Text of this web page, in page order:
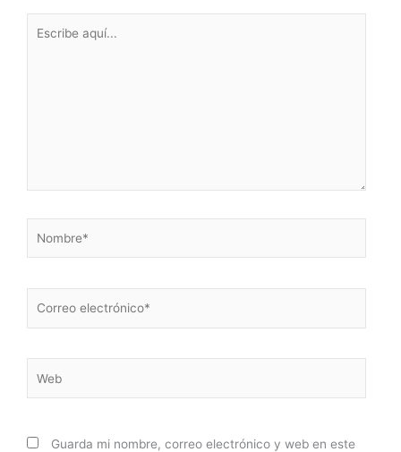
aquí...
electrónico*
Guarda mi nombre, correo electrónico y web en este